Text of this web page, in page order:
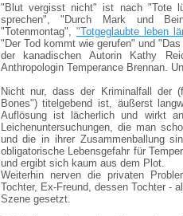
"Blut vergisst nicht" ist nach "Tote
sprechen", "Durch Mark und
"Totenmontag", "Totgeglaubte leben
"Der Tod kommt wie gerufen" und
der kanadischen Autorin Kathy
Anthropologin Temperance Brennan.
Nicht nur, dass der Kriminalfall der
Bones") titelgebend ist, äußerst
Auflösung ist lächerlich und wirkt
Leichenuntersuchungen, die man
und die in ihrer Zusammenballung
obligatorische Lebensgefahr für
und ergibt sich kaum aus dem Plot.
Weiterhin nerven die privaten
Tochter, Ex-Freund, dessen Tochter -
Szene gesetzt.